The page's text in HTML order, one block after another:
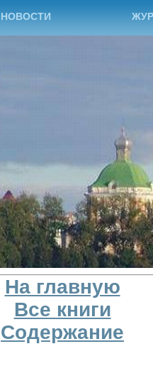
НОВОСТИ
На главную
Все книги
Содержание